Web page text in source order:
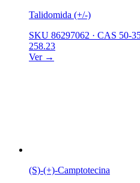
Talidomida (+/-)
SKU 86297062 · CAS 50-
258.23
Ver →
(S)-(+)-Camptotecina